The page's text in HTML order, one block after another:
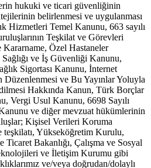
hukuki ve ticari güvenliğinin
belirlenmesi ve uygulanması
Hizmetleri Temel Kanunu, 663 sayılı
Teşkilat ve Görevleri
Özel Hastaneler
ve İş Güvenliği Kanunu,
Sigortası Kanunu, İnternet
Düzenlenmesi ve Bu Yayınlar Yoluyla
Hakkında Kanun, Türk Borçlar
Vergi Usul Kanunu, 6698 Sayılı
ve diğer mevzuat hükümlerinin
Kişisel Verileri Koruma
teşkilatı, Yükseköğretim Kurulu,
Bakanlığı, Çalışma ve Sosyal
ve İletişim Kurumu gibi
ve/veya doğrudan/dolaylı